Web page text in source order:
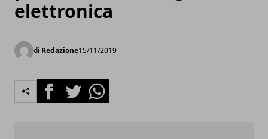
elettronica
di Redazione15/11/2019
FacebookTwitterWhatsapp